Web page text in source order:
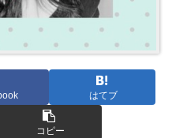
はてブ
コピー